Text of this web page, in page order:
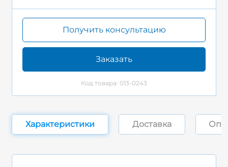
Получить консультацию
Заказать
Код товара: 013-0243
Характеристики Доставка